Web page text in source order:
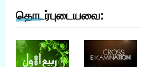
தொடர்புடையவை: